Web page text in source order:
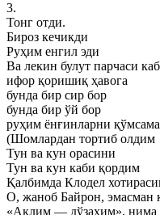
3.
Тонг отди.
Бироз кечикди
Руҳим енгил эди
Ва лекин булут парчаси
ифор қоришиқ ҳавога
бунда бир сир бор
бунда бир ўй бор
руҳим ёнғинларни
(Шомлардан тортиб олдим
Тун ва кун орасини
Тун ва кун каби қордим
Қалбимда Клодел
О, жаноб Байрон, эмасман
«Ақлим — дўзахим», нима